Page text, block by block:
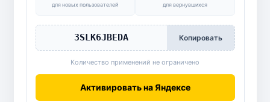
для новых пользователей для вернувшихся
3SLK6JBEDA Копировать
Количество применений не ограничено
Активировать на Яндексе